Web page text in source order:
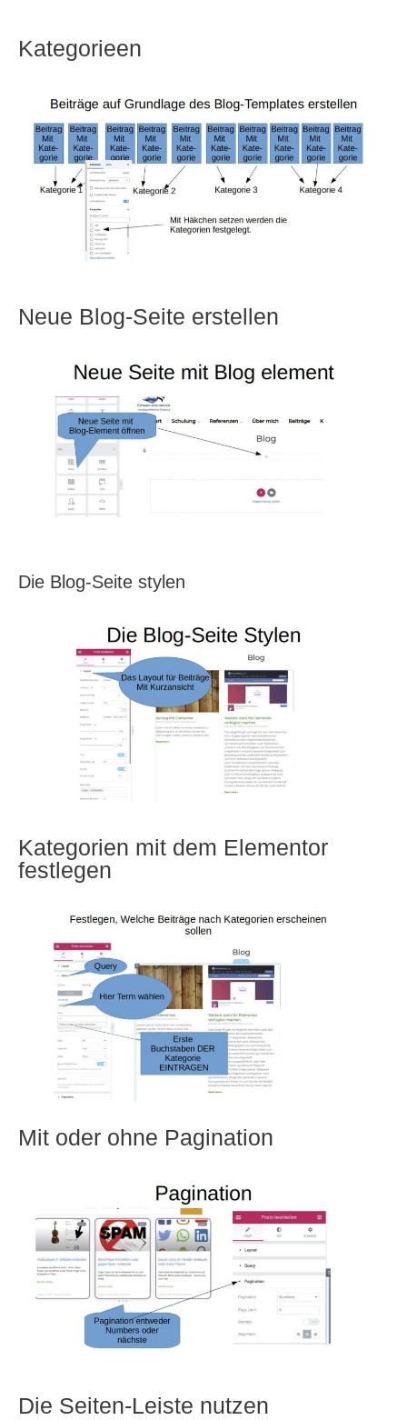
Kategorieen
Neue Blog-Seite erstellen
Die Blog-Seite stylen
Kategorien mit dem Elementor
festlegen
Mit oder ohne Pagination
Die Seiten-Leiste nutzen